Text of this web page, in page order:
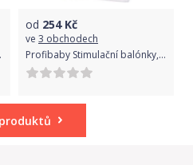
od 254Kč
ve 3 obchodech
Profibaby Stimulační balónky, karton 5 ks